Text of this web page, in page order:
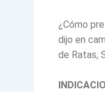
¿Cómo
dijo en
de Ratas,